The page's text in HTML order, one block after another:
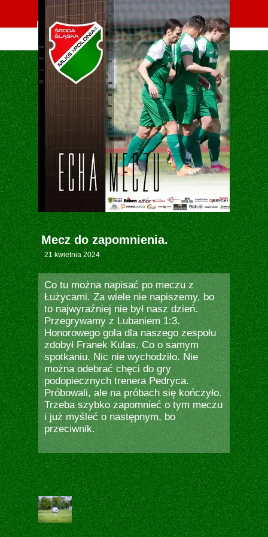
Co tu można napisać po meczu z
Łużycami. Za wiele nie napiszemy, bo
to najwyraźniej nie był nasz dzień.
Przegrywamy z Lubaniem 1:3.
Honorowego gola dla naszego zespołu
zdobył Franek Kulas. Co o samym
spotkaniu. Nic nie wychodziło. Nie
można odebrać chęci do gry
podopiecznych trenera Pedryca.
Próbowali, ale na próbach się kończyło.
Trzeba szybko zapomnieć o tym meczu
i już myśleć o następnym, bo
przeciwnik.
21 kwietnia 2024
Mecz do zapomnienia.
Oficjalna strona MLKS POLONIA Środa Śląska